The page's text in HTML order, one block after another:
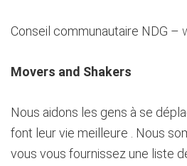
Conseil communautaire NDG –
Movers and Shakers
Nous aidons les gens à se
font leur vie meilleure . Nous
vous vous fournissez une liste